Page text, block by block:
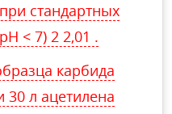
стандартных
< 7) 2 2,01 .
карбида
30 л ацетилена